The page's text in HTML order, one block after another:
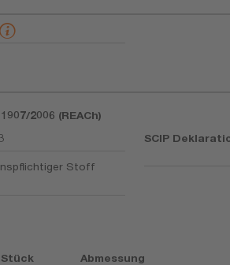
2006 (REACh)
Stoff
SCIP
Stück Abmessung